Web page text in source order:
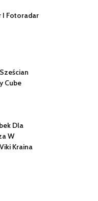
I Fotoradar
Cube
Dla
W
Kraina